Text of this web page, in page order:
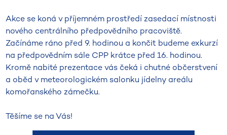
Akce se koná v příjemném prostředí zasedací místnosti
nového centrálního předpovědního pracoviště.
Začínáme ráno před 9. hodinou a končit budeme exkurzí
na předpovědním sále CPP krátce před 16. hodinou.
Kromě nabité prezentace vás čeká i chutné občerstvení
a oběd v meteorologickém salonku jídelny areálu
komořanského zámečku.
Těšíme se na Vás!